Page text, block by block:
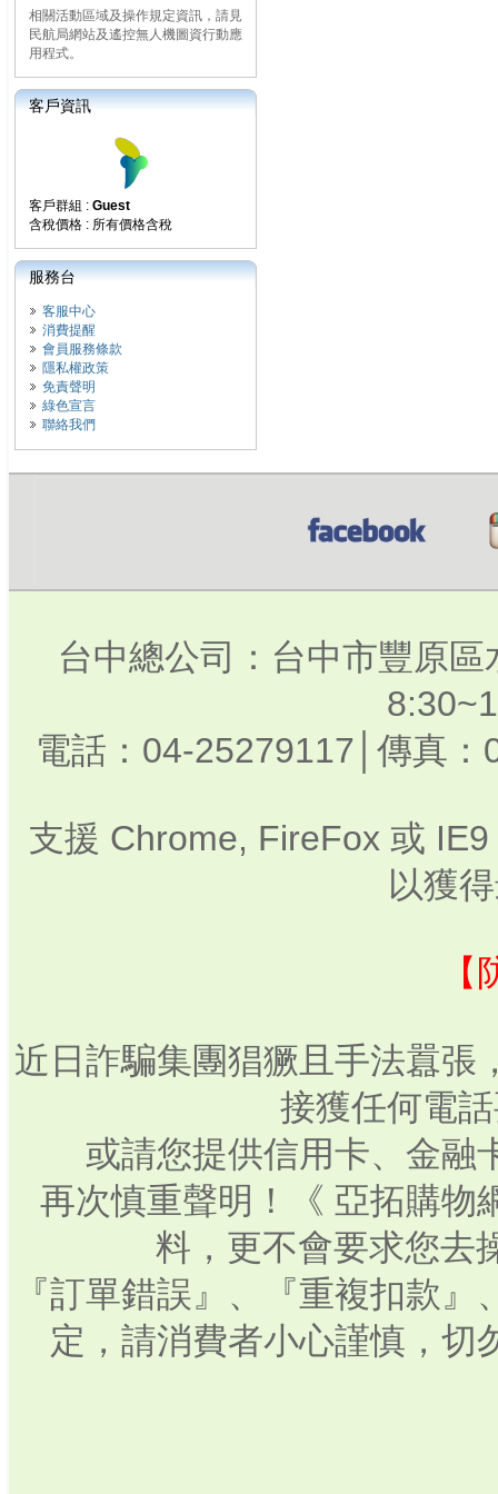
相關活動區域及操作規定資訊，請見
民航局網站及遙控無人機圖資行動應
用程式。
客戶資訊
客戶群組 : Guest
含稅價格 : 所有價格含稅
服務台
客服中心
消費提醒
會員服務條款
隱私權政策
免責聲明
綠色宣言
聯絡我們
台中總公司：台中市豐原
電話：04-25279117│傳真
支援 Chrome, FireFox 或
以獲
近日詐騙集團猖獗且手法囂張
接獲任何電
或請您提供信用卡、金融
再次慎重聲明！《 亞拓購物
料，更不會要求您去
『訂單錯誤』、『重複扣款
定，請消費者小心謹慎，切